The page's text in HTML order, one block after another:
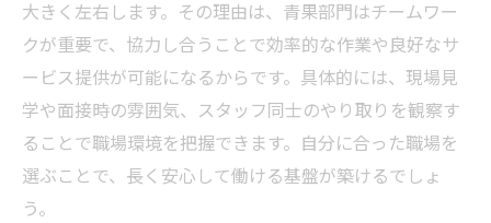
体力や人間関係に悩むなら青果求人を考える
青果求人で体力的な負担を減らす工夫
青果求人で人間関係が不安な人の対策
青果求人の「きつい」イメージの実態
青果求人で快適な職場を見つける方法
大きく左右します。その理由は、青果部門はチームワー
クが重要で、協力し合うことで効率的な作業や良好なサ
ービス提供が可能になるからです。具体的には、現場見
学や面接時の雰囲気、スタッフ同士のやり取りを観察す
ることで職場環境を把握できます。自分に合った職場を
選ぶことで、長く安心して働ける基盤が築けるでしょ
う。